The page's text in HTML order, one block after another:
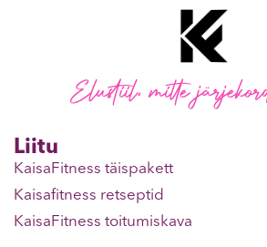
Elustiil, mitte
Liitu
KaisaFitness täispakett
Kaisafitness retseptid
KaisaFitness toitumiskava